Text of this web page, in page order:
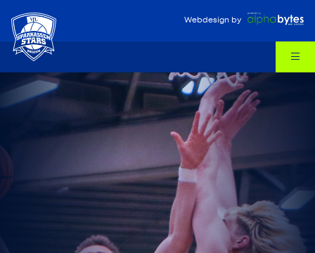
Webdesign by